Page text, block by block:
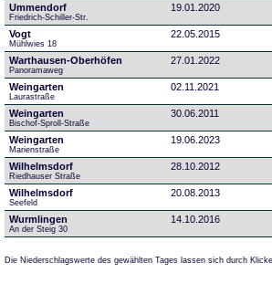
Ummendorf
Friedrich-Schiller-Str.
19.01.2020
Vogt
Mühlwies 18
22.05.2015
Warthausen-Oberhöfen
Panoramaweg
27.01.2022
Weingarten
Laurastraße
02.11.2021
Weingarten
Bischof-Sproll-Straße
30.06.2011
Weingarten
Marienstraße
19.06.2023
Wilhelmsdorf
Riedhauser Straße
28.10.2012
Wilhelmsdorf
Seefeld
20.08.2013
Wurmlingen
An der Steig 30
14.10.2016
Die Niederschlagswerte des gewählten Tages lassen sich durch